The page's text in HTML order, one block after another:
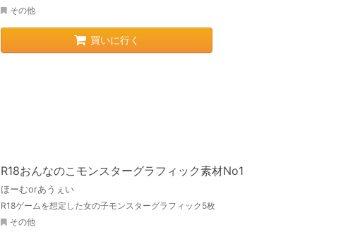
その他
買いに行く
R18おんなのこモンスターグラフィック素材No1
ほーむorあうぇい
R18ゲームを想定した女の子モンスターグラフィック5枚
その他